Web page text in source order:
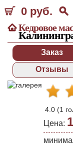
0 руб.
Кедровое
Заказ
Отзывы
4.0 (1
Цена: